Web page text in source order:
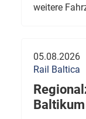
weitere
05.08.2026
Rail Baltica